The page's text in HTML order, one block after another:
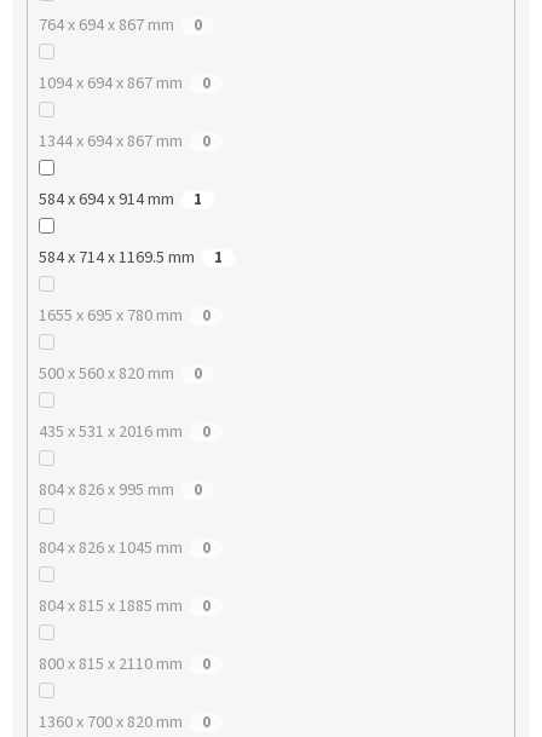
764 x 694 x 867 mm 0
1094 x 694 x 867 mm 0
1344 x 694 x 867 mm 0
584 x 694 x 914 mm 1
584 x 714 x 1169.5 mm 1
1655 x 695 x 780 mm 0
500 x 560 x 820 mm 0
435 x 531 x 2016 mm 0
804 x 826 x 995 mm 0
804 x 826 x 1045 mm 0
804 x 815 x 1885 mm 0
800 x 815 x 2110 mm 0
1360 x 700 x 820 mm 0